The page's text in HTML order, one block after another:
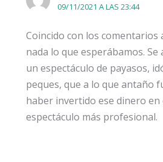
09/11/2021 A LAS 23:44
Coincido con los
nada lo que esperábamos. Se
un espectáculo de payasos,
peques, que a lo que antaño
haber invertido ese dinero
espectáculo más profesional.